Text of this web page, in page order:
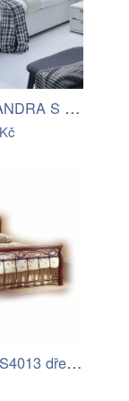
Postel CASSANDRA S s úložným prostorem…
KN nábytek CS4013 dřevokov 180x200